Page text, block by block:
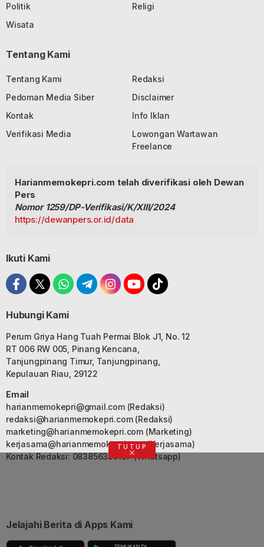
Politik
Religi
Wisata
Tentang Kami
Tentang Kami
Redaksi
Pedoman Media Siber
Disclaimer
Kontak
Info Iklan
Verifikasi Media
Lowongan Wartawan
Freelance
Harianmemokepri.com telah diverifikasi oleh Dewan
Pers
Nomor 1259/DP-Verifikasi/K/XIII/2024
https://dewanpers.or.id/data
Ikuti Kami
Hubungi Kami
Perum Griya Hang Tuah Permai Blok J1, No. 12
RT 006 RW 005, Pinang Kencana,
Tanjungpinang Timur, Tanjungpinang,
Kepulauan Riau, 29122
Email
harianmemokepri@gmail.com(Redaksi)
redaksi@harianmemokepri.com(Redaksi)
marketing@harianmemokepri.com(Marketing)
kerjasama@harianmemokepri.com(Kerjasama)
Kontak Redaksi: 083856335187 (Whatsapp)
Jelajahi Berita di Apps Kami
TUTUP